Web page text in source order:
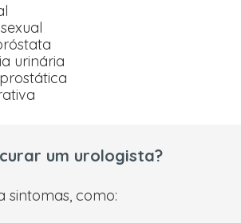
urinária
um urologista?
sintomas, como: